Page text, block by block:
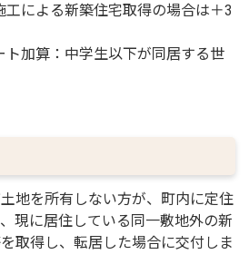
工による新築住宅取得の場合は＋3
ト加算：中学生以下が同居する世
地を所有しない方が、町内に定住
現に居住している同一敷地外の新
取得し、転居した場合に交付しま